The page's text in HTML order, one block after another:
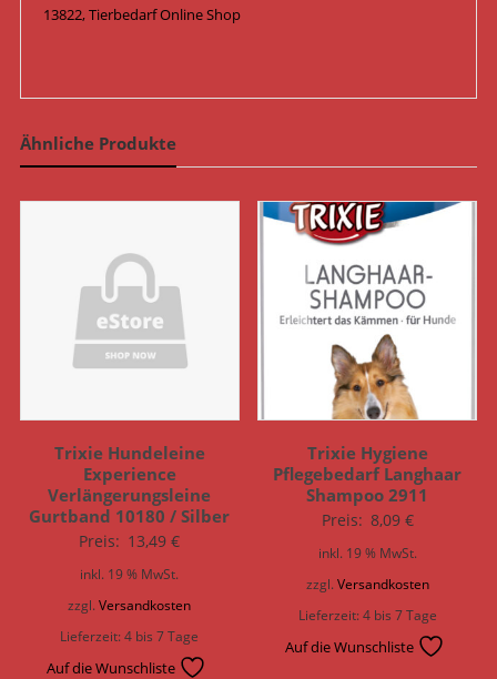
13822, Tierbedarf Online Shop
Ähnliche Produkte
Trixie Hundeleine
Experience
Verlängerungsleine
Gurtband 10180 / Silber
Preis: 13,49€
inkl. 19 % MwSt.
zzgl.Versandkosten
Lieferzeit:4 bis 7 Tage
Auf die Wunschliste
Trixie Hygiene
Pflegebedarf Langhaar
Shampoo 2911
Preis: 8,09 €
inkl. 19 % MwSt.
zzgl. Versandkosten
Lieferzeit:4 bis 7 Tage
Auf die Wunschliste